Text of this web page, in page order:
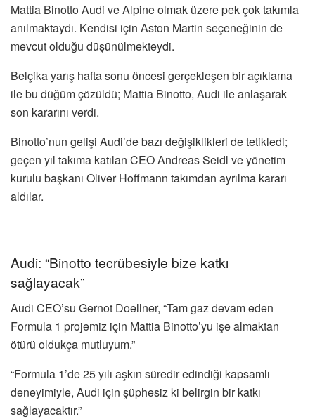
Mattia Binotto Audi ve Alpine olmak üzere pek çok takımla
anılmaktaydı. Kendisi için Aston Martin seçeneğinin de
mevcut olduğu düşünülmekteydi.
Belçika yarış hafta sonu öncesi gerçekleşen bir açıklama
ile bu düğüm çözüldü; Mattia Binotto, Audi ile anlaşarak
son kararını verdi.
Binotto’nun gelişi Audi’de bazı değişiklikleri de tetikledi;
geçen yıl takıma katılan CEO Andreas Seidl ve yönetim
kurulu başkanı Oliver Hoffmann takımdan ayrılma kararı
aldılar.
Audi: “Binotto tecrübesiyle bize katkı
sağlayacak”
Audi CEO’su Gernot Doellner, “Tam gaz devam eden
Formula 1 projemiz için Mattia Binotto’yu işe almaktan
ötürü oldukça mutluyum.”
“Formula 1’de 25 yılı aşkın süredir edindiği kapsamlı
deneyimiyle, Audi için şüphesiz ki belirgin bir katkı
sağlayacaktır.”